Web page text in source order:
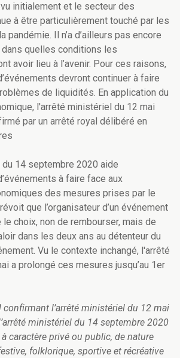
initialement et le secteur des
à être particulièrement touché par les
pandémie. Il n’a d’ailleurs pas encore
quelles conditions les
avoir lieu à l’avenir. Pour ces raisons,
devront continuer à faire
de liquidités. En application du
l'arrêté ministériel du 12 mai
par un arrêté royal délibéré en
14 septembre 2020 aide
à faire face aux
des mesures prises par le
que l’organisateur d’un événement
choix, non de rembourser, mais de
dans les deux ans au détenteur du
Vu le contexte inchangé, l'arrêté
a prolongé ces mesures jusqu’au 1er
confirmant l’arrêté ministériel du 12 mai
ministériel du 14 septembre 2020
caractère privé ou public, de nature
folklorique, sportive et récréative